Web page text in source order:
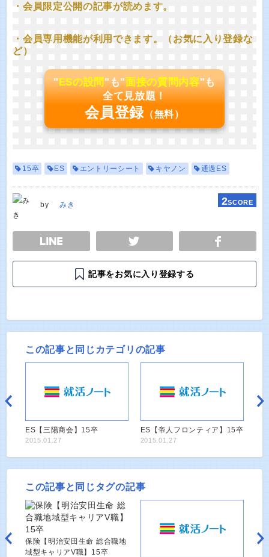
・会員限定公開の記事が読めます。
・会員専用機能が利用できます。（お気に入り登録な
ど）
"ESの設問"も"面接の質問内容"も
全て見放題！
会員登録 （無料）
15卒 ES エントリーシート キヤノン 通過ES
by みき 2SCORE
TWEET
記事をお気に入り登録する
この記事と同じカテゴリの記事
ES【三陽商会】15卒
2015.01.27
ES【帝人フロンティア】15卒
2015.01.27
この記事と同じタグの記事
保険【明治安田生命 総合職地
域型キャリアV職】15卒